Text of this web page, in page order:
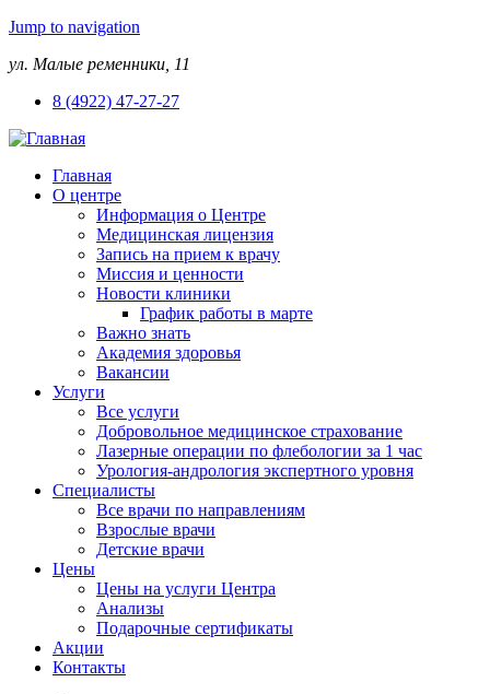
Jump to navigation
ул. Малые ременники, 11
8 (4922) 47-27-27
Главная
О центре
Информация о Центре
Медицинская лицензия
Запись на прием к врачу
Миссия и ценности
Новости клиники
График работы в марте
Важно знать
Академия здоровья
Вакансии
Услуги
Все услуги
Добровольное медицинское страхование
Лазерные операции по флебологии за 1 час
Урология-андрология экспертного уровня
Специалисты
Все врачи по направлениям
Взрослые врачи
Детские врачи
Цены
Цены на услуги Центра
Анализы
Подарочные сертификаты
Акции
Контакты